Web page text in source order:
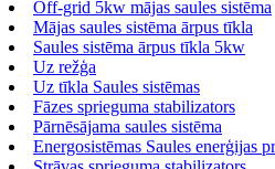
Off-grid 5kw mājas saules sistēma
Mājas saules sistēma ārpus tīkla
Saules sistēma ārpus tīkla 5kw
Uz režģa
Uz tīkla Saules sistēmas
Fāzes sprieguma stabilizators
Pārnēsājama saules sistēma
Energosistēmas Saules enerģijas